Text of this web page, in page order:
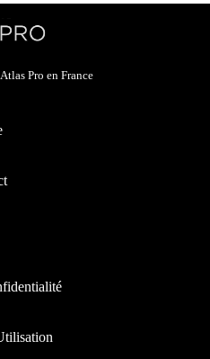
Pro en France